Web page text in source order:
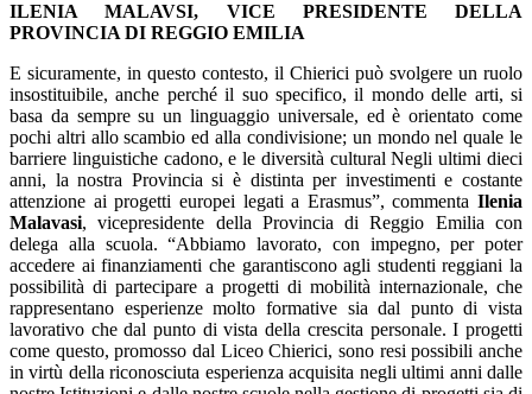
ILENIA MALAVSI, VICE PRESIDENTE DELLA
PROVINCIA DI REGGIO EMILIA
E sicuramente, in questo contesto, il Chierici può svolgere un ruolo
insostituibile, anche perché il suo specifico, il mondo delle arti, si
basa da sempre su un linguaggio universale, ed è orientato come
pochi altri allo scambio ed alla condivisione; un mondo nel quale le
barriere linguistiche cadono, e le diversità cultural Negli ultimi dieci
anni, la nostra Provincia si è distinta per investimenti e costante
attenzione ai progetti europei legati a Erasmus”, commenta Ilenia
Malavasi, vicepresidente della Provincia di Reggio Emilia con
delega alla scuola. “Abbiamo lavorato, con impegno, per poter
accedere ai finanziamenti che garantiscono agli studenti reggiani la
possibilità di partecipare a progetti di mobilità internazionale, che
rappresentano esperienze molto formative sia dal punto di vista
lavorativo che dal punto di vista della crescita personale. I progetti
come questo, promosso dal Liceo Chierici, sono resi possibili anche
in virtù della riconosciuta esperienza acquisita negli ultimi anni dalle